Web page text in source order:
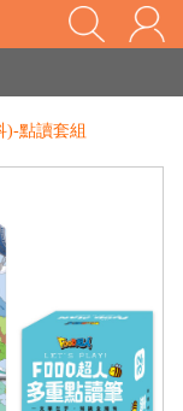
家長樂了!「風車書版集團暨FOOD超人企業總部」目前正興建中!
如需更改或重開發票 需在訂單成立三天內通知客服 寄回發票需附上回郵郵票
)-點讀套組